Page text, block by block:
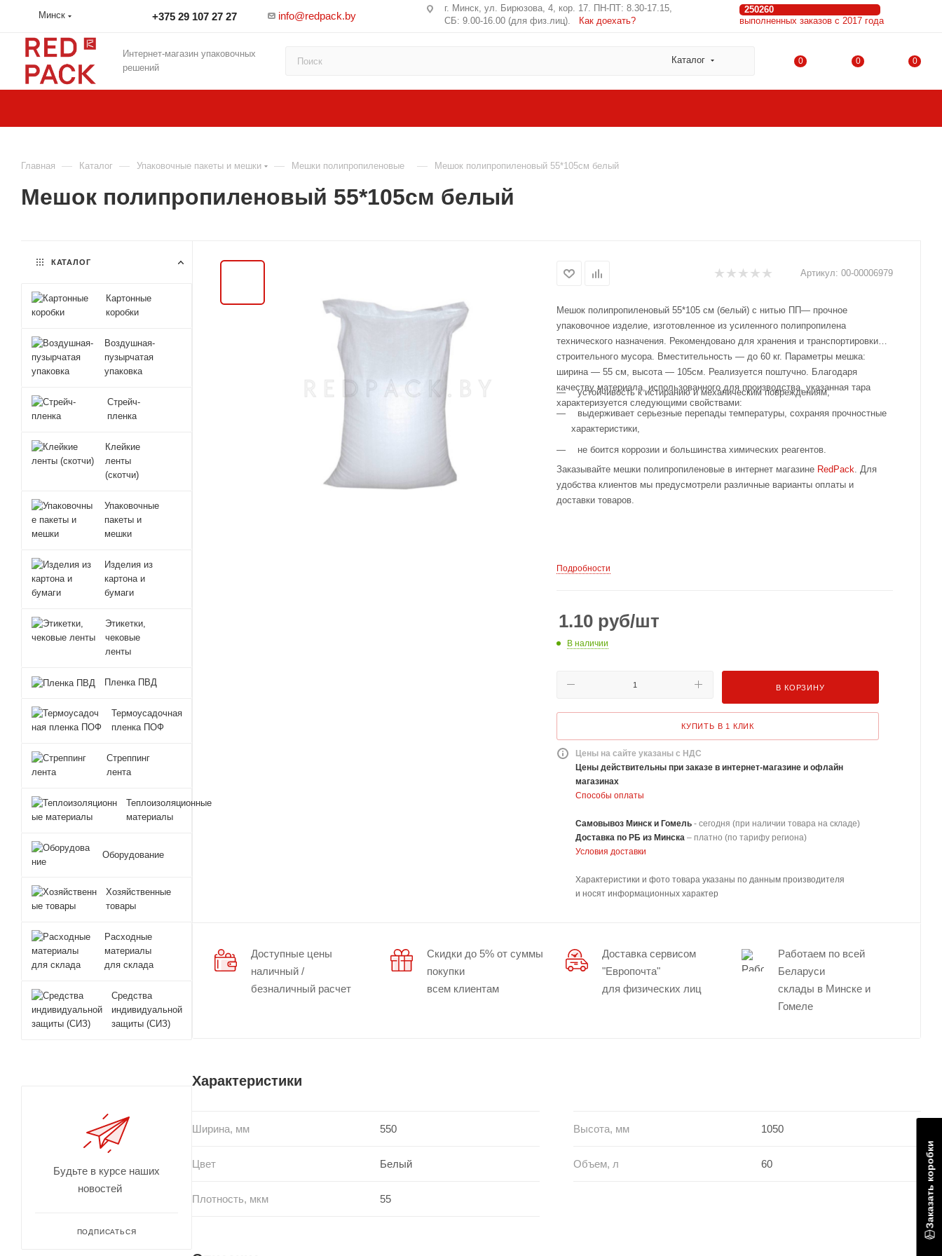
Минск +375 29 107 27 27 info@redpack.by
г. Минск, ул. Бирюзова, 4, кор. 17. ПН-ПТ: 8.30-17.15,
СБ: 9.00-16.00 (для физ.лиц). Как доехать?
250260
выполненных заказов с 2017 года
Интернет-магазин упаковочных
решений
Каталог 0 0 0
Главная — Каталог — Упаковочные пакеты и мешки — Мешки полипропиленовые — Мешок полипропиленовый 55*105см белый
Мешок полипропиленовый 55*105см белый
Артикул: 00-00006979
Мешок полипропиленовый 55*105 см (белый) с нитью ПП— прочное
упаковочное изделие, изготовленное из усиленного полипропилена
технического назначения. Рекомендовано для хранения и транспортировки
строительного мусора. Вместительность — до 60 кг. Параметры мешка:
ширина — 55 см, высота — 105см. Реализуется поштучно. Благодаря
качеству материала, использованного для производства, указанная тара
характеризуется следующими свойствами:
устойчивость к истиранию и механическим повреждениям,
выдерживает серьезные перепады температуры, сохраняя прочностные
характеристики,
не боится коррозии и большинства химических реагентов.
Заказывайте мешки полипропиленовые в интернет магазине RedPack . Для
удобства клиентов мы предусмотрели различные варианты оплаты и
доставки товаров.
Подробности
1.10 руб/шт
В наличии
В КОРЗИНУ
КУПИТЬ В 1 КЛИК
Цены на сайте указаны с НДС
Цены действительны при заказе в интернет-магазине и офлайн
магазинах
Способы оплаты
Самовывоз Минск и Гомель - сегодня (при наличии товара на складе)
Доставка по РБ из Минска – платно (по тарифу региона)
Условия доставки
Характеристики и фото товара указаны по данным производителя
и носят информационных характер
Доступные цены
наличный /
безналичный расчет
Скидки до 5% от суммы
покупки
всем клиентам
Доставка сервисом
"Европочта"
для физических лиц
Работаем по всей
Беларуси
склады в Минске и
Гомеле
Характеристики
Ширина, мм 550 Высота, мм 1050
Цвет Белый Объем, л 60
Плотность, мкм 55
КАТАЛОГ
Картонные
коробки
Воздушная-
пузырчатая
упаковка
Стрейч-
пленка
Клейкие
ленты
(скотчи)
Упаковочные
пакеты и
мешки
Изделия из
картона и
бумаги
Этикетки,
чековые
ленты
Пленка ПВД
Термоусадочная
пленка ПОФ
Стреппинг
лента
Теплоизоляционные
материалы
Оборудование
Хозяйственные
товары
Расходные
материалы
для склада
Средства
индивидуальной
защиты (СИЗ)
Будьте в курсе наших
новостей
ПОДПИСАТЬСЯ
Заказать коробки